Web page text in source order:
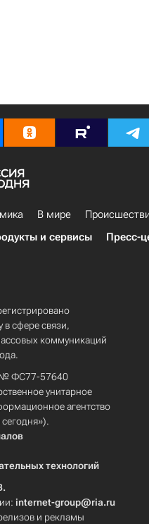
В мире
и сервисы Пресс-
в сфере связи,
коммуникаций
№ ФС77-57640
унитарное
агентство
технологий
internet-group@ria.ru
и рекламы